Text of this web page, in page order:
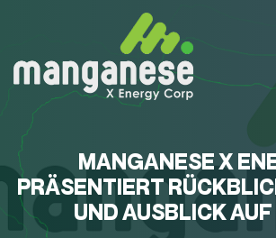
MANGANESE X
PRÄSENTIERT
UND AUSBLICK